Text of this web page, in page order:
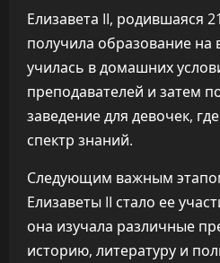
Елизавета II, родившаяся
получила образование
училась в домашних
преподавателей и затем
заведение для девочек,
спектр знаний.
Следующим важным
Елизаветы II стало ее
она изучала различные
историю, литературу и